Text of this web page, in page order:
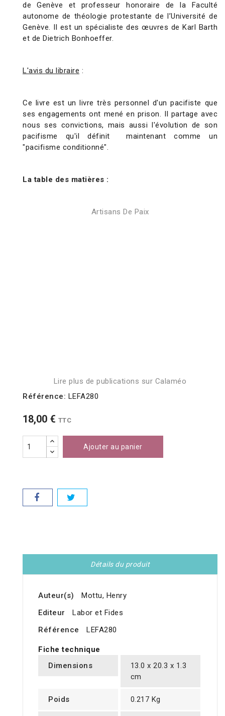
de Genève et professeur honoraire de la Faculté
autonome de théologie protestante de l’Université de
Genève. Il est un spécialiste des œuvres de Karl Barth
et de Dietrich Bonhoeffer.
L'avis du libraire :
Ce livre est un livre très personnel d'un pacifiste que
ses engagements ont mené en prison. Il partage avec
nous ses convictions, mais aussi l'évolution de son
pacifisme qu'il définit
maintenant comme un
"pacifisme conditionné".
La table des matières :
Artisans De Paix
Lire plus de publications sur Calaméo
Référence: LEFA280
18,00 € TTC
Ajouter au panier
Détails du produit
Auteur(s)
Mottu, Henry
Editeur
Labor et Fides
Référence
LEFA280
Fiche technique
Dimensions
13.0 x 20.3 x 1.3
cm
Poids 0.217 Kg